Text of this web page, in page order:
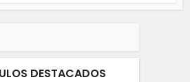
DESTACADOS